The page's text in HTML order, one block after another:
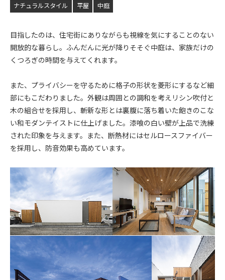
ナチュラルスタイル 平屋 中庭
目指したのは、住宅街にありながらも視線を気にすることのない
開放的な暮らし。ふんだんに光が降りそそぐ中庭は、家族だけの
くつろぎの時間を与えてくれます。
また、プライバシーを守るために格子の形状を菱形にするなど細
部にもこだわりました。外観は周囲との調和を考えリシン吹付と
木の組合せを採用し、斬新な形とは裏腹に落ち着いた飽きのこな
い和モダンテイストに仕上げました。漆喰の白い壁が上品で洗練
された印象を与えます。また、断熱材にはセルロースファイバー
を採用し、防音効果も高めています。